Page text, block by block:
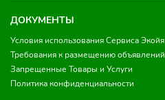
ДОКУМЕНТЫ
Условия использования Сервиса Экойя
Требования к размещению объявлений
Запрещенные Товары и Услуги
Политика конфиденциальности